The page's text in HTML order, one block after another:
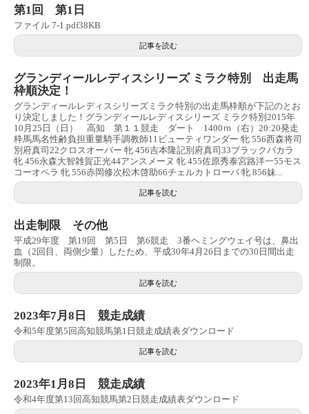
第1回 第1日
ファイル 7-1.pdf38KB
記事を読む
グランディールレディスシリーズ ミラク特別 出走馬
枠順決定！
グランディールレディスシリーズミラク特別の出走馬枠順が下記のとお
り決定しました！グランディールレディスシリーズ ミラク特別2015年
10月25日（日） 高知 第１１競走 ダート 1400ｍ（右）20:20発走
枠馬馬名性齢負担重量騎手調教師11ビューティワンダー 牝 556西森将司
別府真司22クロスオーバー 牝 456吉本隆記別府真司33ブラックバカラ
牝 456永森大智雑賀正光44アンスメーヌ 牝 455佐原秀泰宮路洋一55モス
コーオペラ 牝 556赤岡修次松木啓助66チェルカトローバ 牝 856妹...
記事を読む
出走制限 その他
平成29年度 第19回 第5日 第6競走 3番ヘミングウェイ号は、鼻出
血（2回目、両側少量）したため、平成30年4月26日までの30日間出走
制限。
記事を読む
2023年7月8日 競走成績
令和5年度第5回高知競馬第1日競走成績表ダウンロード
記事を読む
2023年1月8日 競走成績
令和4年度第13回高知競馬第2日競走成績表ダウンロード